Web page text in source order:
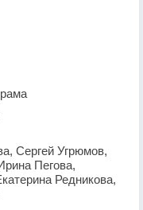
Сергей Угрюмов,
Пегова,
Редникова,